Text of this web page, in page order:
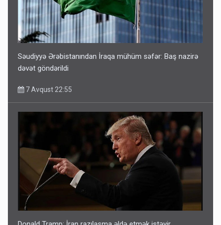
Səudiyyə Ərəbistanından İraqa mühüm səfər: Baş nazirə
dəvət göndərildi
7 Avqust 22:55